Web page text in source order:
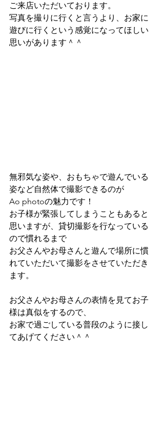
ご来店いただいております。
写真を撮りに行くと言うより、お家に
遊びに行くという感覚になってほしい
思いがあります＾＾
無邪気な姿や、おもちゃで遊んでいる
姿など自然体で撮影できるのが
Ao photoの魅力です！
お子様が緊張してしまうこともあると
思いますが、貸切撮影を行なっている
ので慣れるまで
お父さんやお母さんと遊んで場所に慣
れていただいて撮影をさせていただき
ます。
お父さんやお母さんの表情を見てお子
様は真似をするので、
お家で過ごしている普段のように接し
てあげてください＾＾